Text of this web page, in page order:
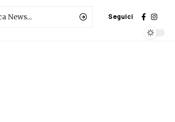
Seguici